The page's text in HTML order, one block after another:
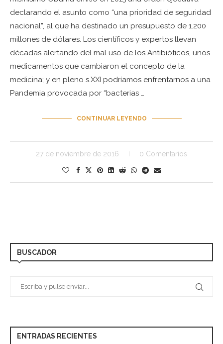
declarando el asunto como “una prioridad de seguridad
nacional”, al que ha destinado un presupuesto de 1.200
millones de dólares. Los científicos y expertos llevan
décadas alertando del mal uso de los Antibióticos, unos
medicamentos que cambiaron el concepto de la
medicina; y en pleno s.XXI podríamos enfrentarnos a una
Pandemia provocada por “bacterias …
CONTINUAR LEYENDO
27 de noviembre de 2016 0 Comentarios
BUSCADOR
ENTRADAS RECIENTES